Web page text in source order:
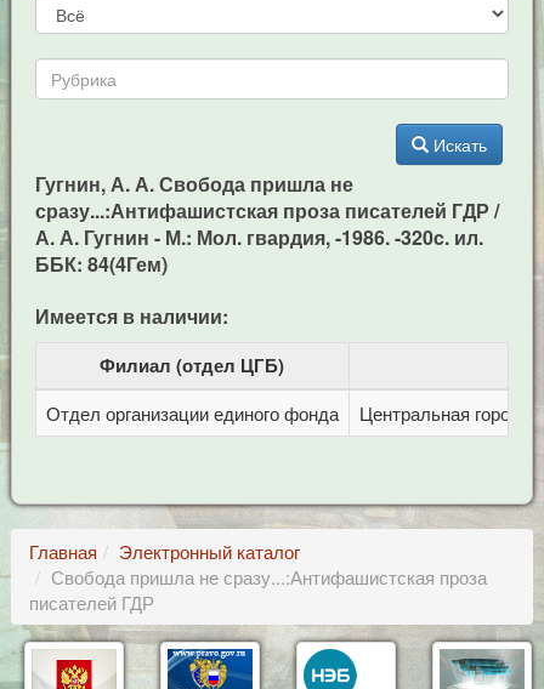
Искать
Гугнин, А. А. Свобода пришла не
сразу...:Антифашистская проза писателей ГДР /
А. А. Гугнин - М.: Мол. гвардия, -1986. -320c. ил.
ББК: 84(4Гем)
Имеется в наличии:
Филиал (отдел ЦГБ)
Отдел организации единого фонда Центральная
Главная
Электронный каталог
Свобода пришла не сразу...:Антифашистская проза
писателей ГДР